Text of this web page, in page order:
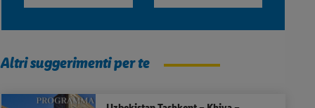
Altri suggerimenti per te